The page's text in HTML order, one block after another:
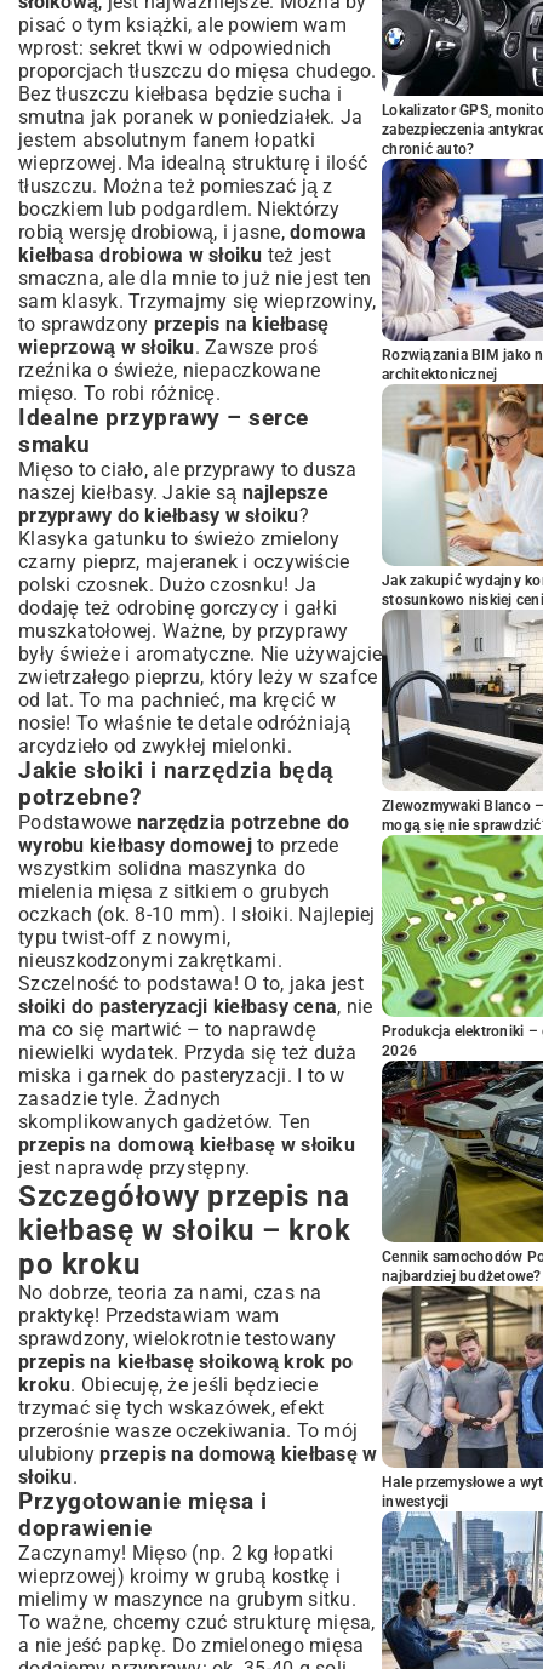
pisać o tym książki, ale powiem wam
wprost: sekret tkwi w odpowiednich
proporcjach tłuszczu do mięsa chudego.
Bez tłuszczu kiełbasa będzie sucha i
smutna jak poranek w poniedziałek. Ja
jestem absolutnym fanem łopatki
wieprzowej. Ma idealną strukturę i ilość
tłuszczu. Można też pomieszać ją z
boczkiem lub podgardlem. Niektórzy
robią wersję drobiową, i jasne, domowa
kiełbasa drobiowa w słoiku też jest
smaczna, ale dla mnie to już nie jest ten
sam klasyk. Trzymajmy się wieprzowiny,
to sprawdzony przepis na kiełbasę
wieprzową w słoiku. Zawsze proś
rzeźnika o świeże, niepaczkowane
mięso. To robi różnicę.
Idealne przyprawy – serce
smaku
Mięso to ciało, ale przyprawy to dusza
naszej kiełbasy. Jakie są najlepsze
przyprawy do kiełbasy w słoiku?
Klasyka gatunku to świeżo zmielony
czarny pieprz, majeranek i oczywiście
polski czosnek. Dużo czosnku! Ja
dodaję też odrobinę gorczycy i gałki
muszkatołowej. Ważne, by przyprawy
były świeże i aromatyczne. Nie używajcie
zwietrzałego pieprzu, który leży w szafce
od lat. To ma pachnieć, ma kręcić w
nosie! To właśnie te detale odróżniają
arcydzieło od zwykłej mielonki.
Jakie słoiki i narzędzia będą
potrzebne?
Podstawowe narzędzia potrzebne do
wyrobu kiełbasy domowejto przede
wszystkim solidna maszynka do
mielenia mięsa z sitkiem o grubych
oczkach (ok. 8-10 mm). I słoiki. Najlepiej
typu twist-off z nowymi,
nieuszkodzonymi zakrętkami.
Szczelność to podstawa! O to, jaka jest
słoiki do pasteryzacji kiełbasy cena, nie
ma co się martwić – to naprawdę
niewielki wydatek. Przyda się też duża
miska i garnek do pasteryzacji. I to w
zasadzie tyle. Żadnych
skomplikowanych gadżetów. Ten
przepis na domową kiełbasę w słoiku
jest naprawdę przystępny.
Szczegółowy przepis na
kiełbasę w słoiku – krok
po kroku
No dobrze, teoria za nami, czas na
praktykę! Przedstawiam wam
sprawdzony, wielokrotnie testowany
przepis na kiełbasę słoikową krok po
kroku. Obiecuję, że jeśli będziecie
trzymać się tych wskazówek, efekt
przerośnie wasze oczekiwania. To mój
ulubionyprzepis na domową kiełbasę w
słoiku.
Przygotowanie mięsa i
doprawienie
Zaczynamy! Mięso (np. 2 kg łopatki
wieprzowej) kroimy w grubą kostkę i
mielimy w maszynce na grubym sitku.
To ważne, chcemy czuć strukturę mięsa,
a nie jeść papkę. Do zmielonego mięsa
Lokalizator GPS,
zabezpieczenia
chronić auto?
Rozwiązania BIM jako
architektonicznej
Jak zakupić wydajny
stosunkowo niskiej
Zlewozmywaki Blanco
mogą się nie
Produkcja elektroniki –
2026
Cennik samochodów
najbardziej budżetowe?
Hale przemysłowe a
inwestycji